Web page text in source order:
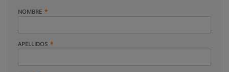
NOMBRE
APELLIDOS